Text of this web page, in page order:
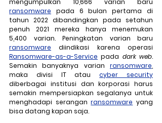
ransomware pada 6 bulan pertama di
tahun 2022 dibandingkan pada setahun
penuh 2021 mereka hanya menemukan
ransomware
Ransomware-as-a-Service pada dark web.
Semakin banyaknya varian ransomware
maka divisi IT atau cyber security
diberbagai institusi dan korporasi harus
semakin mempersiapkan segalanya untuk
menghadapi serangan ransomware yang
bisa datang kapan saja.